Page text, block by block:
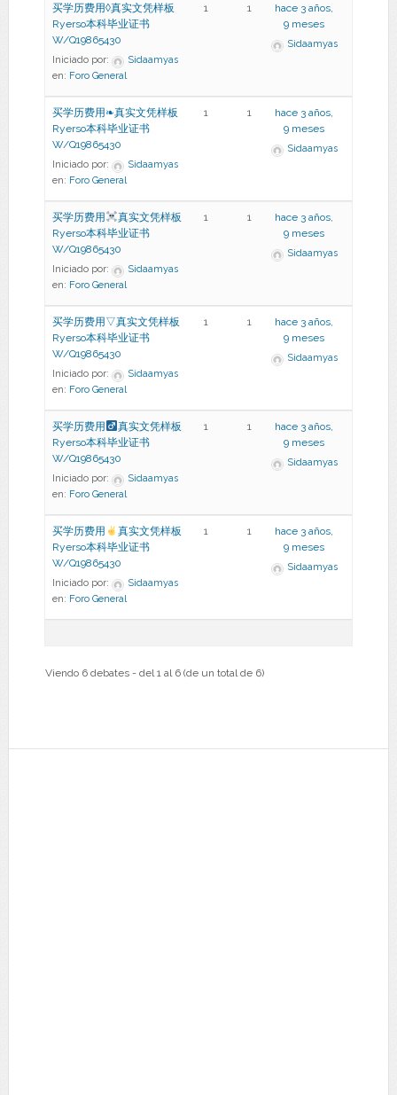
买学历费用◊真实文凭样板
Ryerso本科毕业证书
W/Q19865430
Iniciado por:
Sidaamyas
en: Foro General
1 1
hace 3 años,
9 meses
Sidaamyas
买学历费用❧真实文凭样板
Ryerso本科毕业证书
W/Q19865430
Iniciado por:
Sidaamyas
en: Foro General
1 1
hace 3 años,
9 meses
Sidaamyas
买学历费用
真实文凭样板
Ryerso本科毕业证书
W/Q19865430
Iniciado por:
Sidaamyas
en: Foro General
1 1
hace 3 años,
9 meses
Sidaamyas
买学历费用▽真实文凭样板
Ryerso本科毕业证书
W/Q19865430
Iniciado por:
Sidaamyas
en: Foro General
1 1
hace 3 años,
9 meses
Sidaamyas
买学历费用
真实文凭样板
Ryerso本科毕业证书
W/Q19865430
Iniciado por:
Sidaamyas
en: Foro General
1 1
hace 3 años,
9 meses
Sidaamyas
买学历费用
真实文凭样板
Ryerso本科毕业证书
W/Q19865430
Iniciado por:
Sidaamyas
en: Foro General
1 1
hace 3 años,
9 meses
Sidaamyas
Viendo 6 debates - del 1 al 6 (de un total de 6)